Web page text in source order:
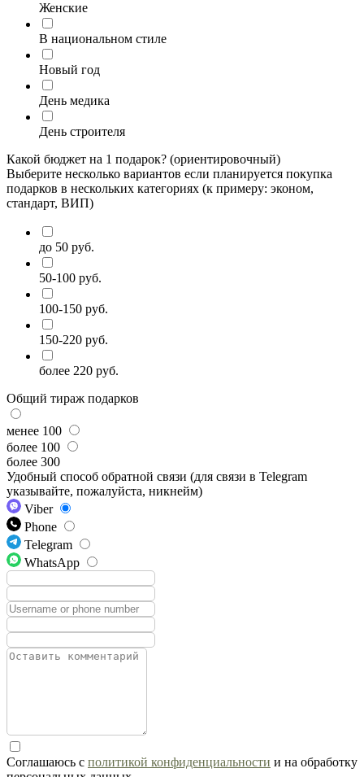
Женские
В национальном стиле
Новый год
День медика
День строителя
Какой бюджет на 1 подарок? (ориентировочный)
Выберите несколько вариантов если планируется покупка
подарков в нескольких категориях (к примеру: эконом,
стандарт, ВИП)
до 50 руб.
50-100 руб.
100-150 руб.
150-220 руб.
более 220 руб.
Общий тираж подарков
менее 100
более 100
более 300
Удобный способ обратной связи (для связи в Telegram
указывайте, пожалуйста, никнейм)
Viber
Phone
Telegram
WhatsApp
Соглашаюсь с политикой конфиденциальности и на обработку